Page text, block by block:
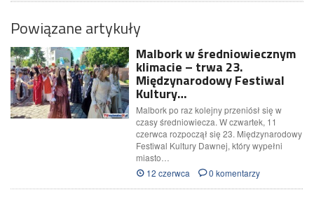
Powiązane artykuły
Malbork w średniowiecznym
klimacie – trwa 23.
Międzynarodowy Festiwal
Kultury…
Malbork po raz kolejny przeniósł się w
czasy średniowiecza. W czwartek, 11
czerwca rozpoczął się 23. Międzynarodowy
Festiwal Kultury Dawnej, który wypełni
miasto…
12 czerwca
0 komentarzy